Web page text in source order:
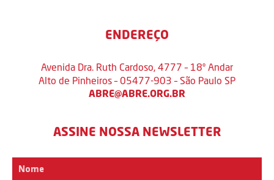
ENDEREÇO
Avenida Dra. Ruth Cardoso, 4777 – 18º Andar
Alto de Pinheiros – 05477-903 – São Paulo SP
ABRE@ABRE.ORG.BR
ASSINE NOSSA NEWSLETTER